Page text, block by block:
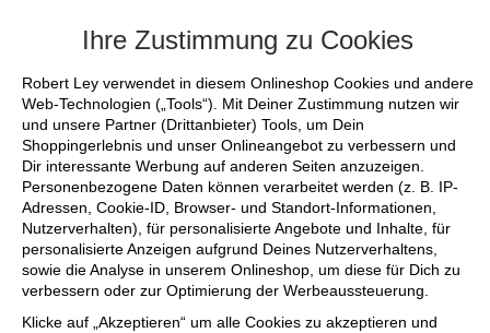
Ihre Zustimmung zu Cookies
Robert Ley verwendet in diesem Onlineshop Cookies und andere
Web-Technologien („Tools“). Mit Deiner Zustimmung nutzen wir
und unsere Partner (Drittanbieter) Tools, um Dein
Shoppingerlebnis und unser Onlineangebot zu verbessern und
Dir interessante Werbung auf anderen Seiten anzuzeigen.
Personenbezogene Daten können verarbeitet werden (z. B. IP-
Adressen, Cookie-ID, Browser- und Standort-Informationen,
Nutzerverhalten), für personalisierte Angebote und Inhalte, für
personalisierte Anzeigen aufgrund Deines Nutzerverhaltens,
sowie die Analyse in unserem Onlineshop, um diese für Dich zu
verbessern oder zur Optimierung der Werbeaussteuerung.
Klicke auf „Akzeptieren“ um alle Cookies zu akzeptieren und